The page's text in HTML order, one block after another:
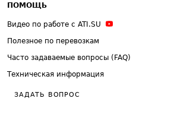
ПОМОЩЬ
Видео по работе с ATI.SU
Полезное по перевозкам
Часто задаваемые вопросы (FAQ)
Техническая информация
ЗАДАТЬ ВОПРОС